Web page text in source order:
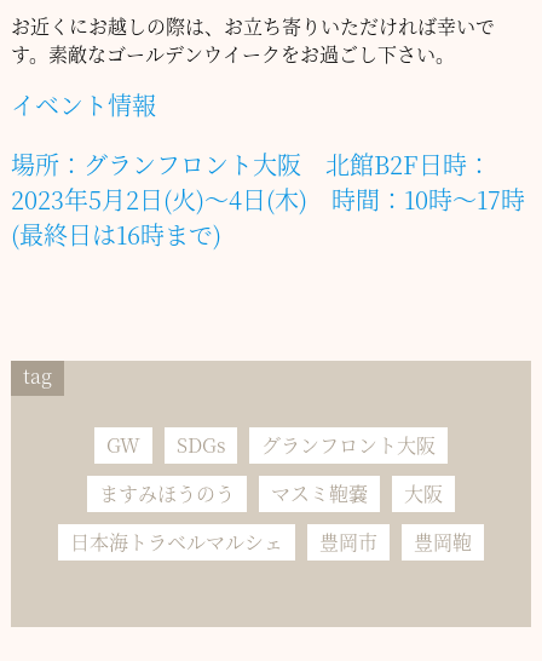
お近くにお越しの際は、お立ち寄りいただければ幸いで
す。 素敵なゴールデンウイークをお過ごし下さい。
イベント情報
場所：グランフロント大阪 北館B2F日時：
2023年5月2日(火)～4日(木) 時間：10時～17時
(最終日は16時まで)
tag
GW SDGs
グランフロント大阪
ますみほうのう
マスミ鞄嚢
大阪
日本海トラベルマルシェ
豊岡市 豊岡鞄